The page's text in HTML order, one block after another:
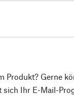
Produkt? Gerne
sich Ihr E-Mail-